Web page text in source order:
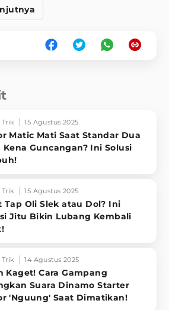
Trik 15 Agustus 2025
Matic Mati Saat Standar Dua
Kena Guncangan? Ini Solusi
Trik 15 Agustus 2025
Tap Oli Slek atau Dol? Ini
Jitu Bikin Lubang Kembali
Trik 14 Agustus 2025
Kaget! Cara Gampang
Suara Dinamo Starter
'Nguung' Saat Dimatikan!